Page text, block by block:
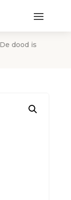
dood is